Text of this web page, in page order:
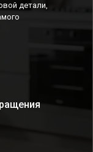
детали,